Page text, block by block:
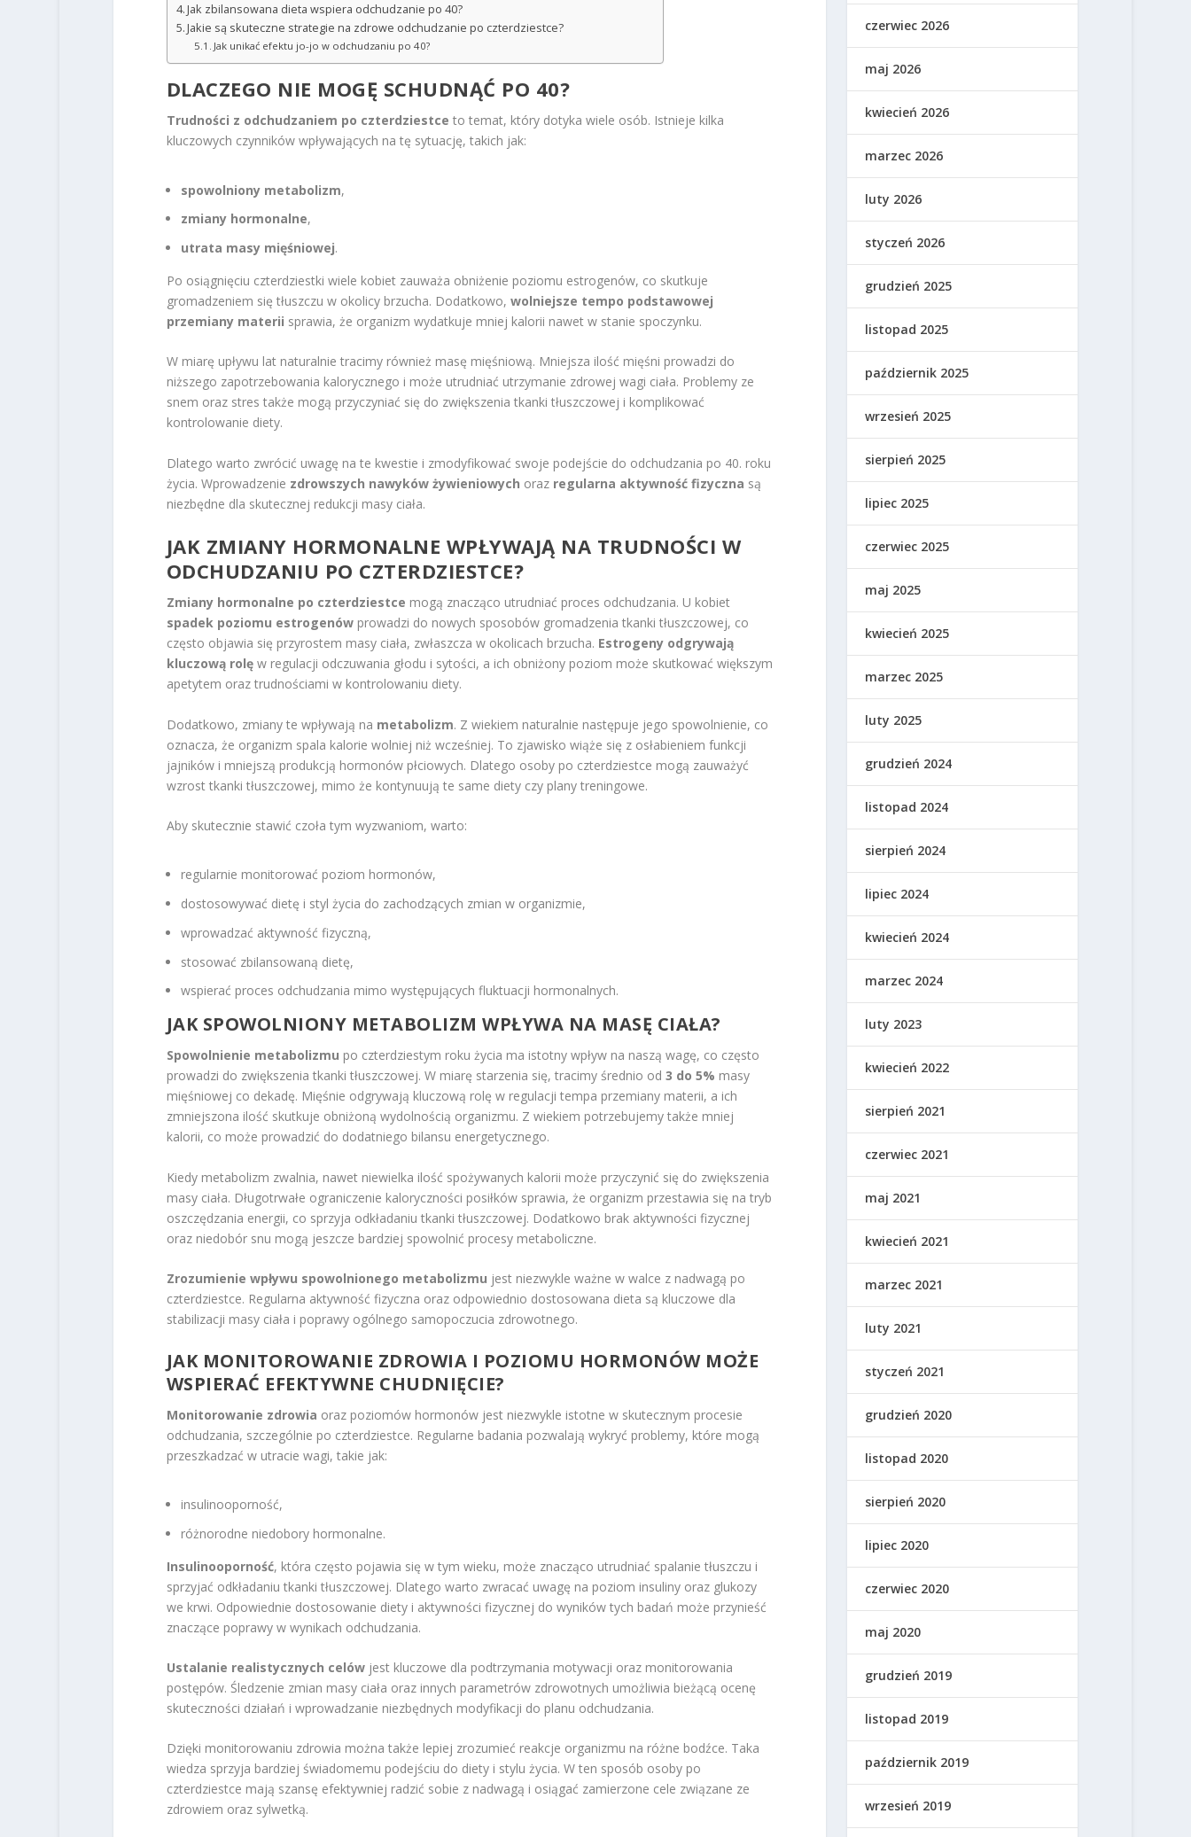
Jak zbilansowana dieta wspiera odchudzanie po 40?
Jakie są skuteczne strategie na zdrowe odchudzanie po czterdziestce?
Jak unikać efektu jo-jo w odchudzaniu po 40?
DLACZEGO NIE MOGĘ SCHUDNĄĆ PO 40?
Trudności z odchudzaniem po czterdziestce to temat, który dotyka wiele osób. Istnieje kilka
kluczowych czynników wpływających na tę sytuację, takich jak:
spowolniony metabolizm,
zmiany hormonalne,
utrata masy mięśniowej.
Po osiągnięciu czterdziestki wiele kobiet zauważa obniżenie poziomu estrogenów, co skutkuje
gromadzeniem się tłuszczu w okolicy brzucha. Dodatkowo, wolniejsze tempo podstawowej
przemiany materii sprawia, że organizm wydatkuje mniej kalorii nawet w stanie spoczynku.
W miarę upływu lat naturalnie tracimy również masę mięśniową. Mniejsza ilość mięśni prowadzi do
niższego zapotrzebowania kalorycznego i może utrudniać utrzymanie zdrowej wagi ciała. Problemy ze
snem oraz stres także mogą przyczyniać się do zwiększenia tkanki tłuszczowej i komplikować
kontrolowanie diety.
Dlatego warto zwrócić uwagę na te kwestie i zmodyfikować swoje podejście do odchudzania po 40. roku
życia. Wprowadzenie zdrowszych nawyków żywieniowych oraz regularna aktywność fizyczna są
niezbędne dla skutecznej redukcji masy ciała.
JAK ZMIANY HORMONALNE WPŁYWAJĄ NA TRUDNOŚCI W
ODCHUDZANIU PO CZTERDZIESTCE?
Zmiany hormonalne po czterdziestce mogą znacząco utrudniać proces odchudzania. U kobiet
spadek poziomu estrogenówprowadzi do nowych sposobów gromadzenia tkanki tłuszczowej, co
często objawia się przyrostem masy ciała, zwłaszcza w okolicach brzucha. Estrogeny odgrywają
kluczową rolęw regulacji odczuwania głodu i sytości, a ich obniżony poziom może skutkować większym
apetytem oraz trudnościami w kontrolowaniu diety.
Dodatkowo, zmiany te wpływają na metabolizm. Z wiekiem naturalnie następuje jego spowolnienie, co
oznacza, że organizm spala kalorie wolniej niż wcześniej. To zjawisko wiąże się z osłabieniem funkcji
jajników i mniejszą produkcją hormonów płciowych. Dlatego osoby po czterdziestce mogą zauważyć
wzrost tkanki tłuszczowej, mimo że kontynuują te same diety czy plany treningowe.
Aby skutecznie stawić czoła tym wyzwaniom, warto:
regularnie monitorować poziom hormonów,
dostosowywać dietę i styl życia do zachodzących zmian w organizmie,
wprowadzać aktywność fizyczną,
stosować zbilansowaną dietę,
wspierać proces odchudzania mimo występujących fluktuacji hormonalnych.
JAK SPOWOLNIONY METABOLIZM WPŁYWA NA MASĘ CIAŁA?
Spowolnienie metabolizmu po czterdziestym roku życia ma istotny wpływ na naszą wagę, co często
prowadzi do zwiększenia tkanki tłuszczowej. W miarę starzenia się, tracimy średnio od 3 do 5% masy
mięśniowej co dekadę. Mięśnie odgrywają kluczową rolę w regulacji tempa przemiany materii, a ich
zmniejszona ilość skutkuje obniżoną wydolnością organizmu. Z wiekiem potrzebujemy także mniej
kalorii, co może prowadzić do dodatniego bilansu energetycznego.
Kiedy metabolizm zwalnia, nawet niewielka ilość spożywanych kalorii może przyczynić się do zwiększenia
masy ciała. Długotrwałe ograniczenie kaloryczności posiłków sprawia, że organizm przestawia się na tryb
oszczędzania energii, co sprzyja odkładaniu tkanki tłuszczowej. Dodatkowo brak aktywności fizycznej
oraz niedobór snu mogą jeszcze bardziej spowolnić procesy metaboliczne.
Zrozumienie wpływu spowolnionego metabolizmu jest niezwykle ważne w walce z nadwagą po
czterdziestce. Regularna aktywność fizyczna oraz odpowiednio dostosowana dieta są kluczowe dla
stabilizacji masy ciała i poprawy ogólnego samopoczucia zdrowotnego.
JAK MONITOROWANIE ZDROWIA I POZIOMU HORMONÓW MOŻE
WSPIERAĆ EFEKTYWNE CHUDNIĘCIE?
Monitorowanie zdrowia oraz poziomów hormonów jest niezwykle istotne w skutecznym procesie
odchudzania, szczególnie po czterdziestce. Regularne badania pozwalają wykryć problemy, które mogą
przeszkadzać w utracie wagi, takie jak:
insulinooporność,
różnorodne niedobory hormonalne.
Insulinooporność, która często pojawia się w tym wieku, może znacząco utrudniać spalanie tłuszczu i
sprzyjać odkładaniu tkanki tłuszczowej. Dlatego warto zwracać uwagę na poziom insuliny oraz glukozy
we krwi. Odpowiednie dostosowanie diety i aktywności fizycznej do wyników tych badań może przynieść
znaczące poprawy w wynikach odchudzania.
Ustalanie realistycznych celówjest kluczowe dla podtrzymania motywacji oraz monitorowania
postępów. Śledzenie zmian masy ciała oraz innych parametrów zdrowotnych umożliwia bieżącą ocenę
skuteczności działań i wprowadzanie niezbędnych modyfikacji do planu odchudzania.
Dzięki monitorowaniu zdrowia można także lepiej zrozumieć reakcje organizmu na różne bodźce. Taka
wiedza sprzyja bardziej świadomemu podejściu do diety i stylu życia. W ten sposób osoby po
czterdziestce mają szansę efektywniej radzić sobie z nadwagą i osiągać zamierzone cele związane ze
zdrowiem oraz sylwetką.
czerwiec 2026
maj 2026
kwiecień 2026
marzec 2026
luty 2026
styczeń 2026
grudzień 2025
listopad 2025
październik 2025
wrzesień 2025
sierpień 2025
lipiec 2025
czerwiec 2025
maj 2025
kwiecień 2025
marzec 2025
luty 2025
grudzień 2024
listopad 2024
sierpień 2024
lipiec 2024
kwiecień 2024
marzec 2024
luty 2023
kwiecień 2022
sierpień 2021
czerwiec 2021
maj 2021
kwiecień 2021
marzec 2021
luty 2021
styczeń 2021
grudzień 2020
listopad 2020
sierpień 2020
lipiec 2020
czerwiec 2020
maj 2020
grudzień 2019
listopad 2019
październik 2019
wrzesień 2019